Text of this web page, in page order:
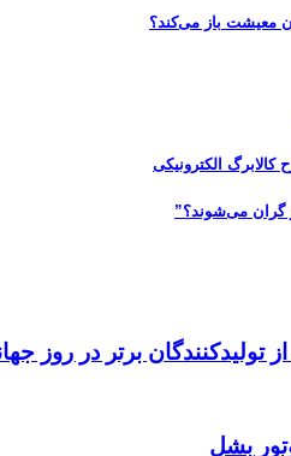
گران می‌شوند؟”
تولیدکنندگان برتر در روز
بشل